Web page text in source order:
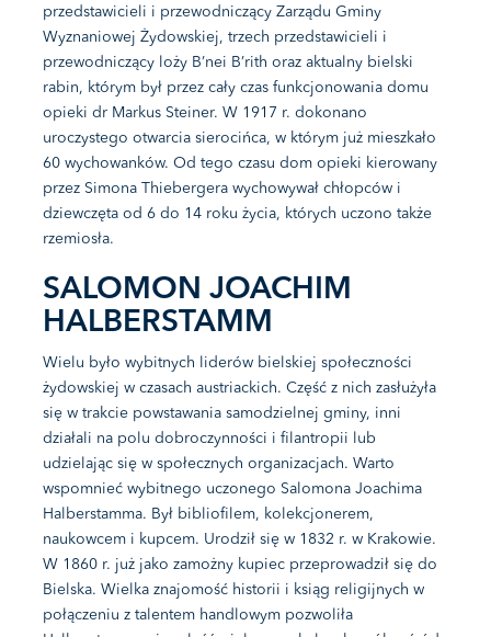
przedstawicieli i przewodniczący Zarządu Gminy
Wyznaniowej Żydowskiej, trzech przedstawicieli i
przewodniczący loży B’nei B’rith oraz aktualny bielski
rabin, którym był przez cały czas funkcjonowania domu
opieki dr Markus Steiner. W 1917 r. dokonano
uroczystego otwarcia sierocińca, w którym już mieszkało
60 wychowanków. Od tego czasu dom opieki kierowany
przez Simona Thiebergera wychowywał chłopców i
dziewczęta od 6 do 14 roku życia, których uczono także
rzemiosła.
SALOMON JOACHIM
HALBERSTAMM
Wielu było wybitnych liderów bielskiej społeczności
żydowskiej w czasach austriackich. Część z nich zasłużyła
się w trakcie powstawania samodzielnej gminy, inni
działali na polu dobroczynności i filantropii lub
udzielając się w społecznych organizacjach. Warto
wspomnieć wybitnego uczonego Salomona Joachima
Halberstamma. Był bibliofilem, kolekcjonerem,
naukowcem i kupcem. Urodził się w 1832 r. w Krakowie.
W 1860 r. już jako zamożny kupiec przeprowadził się do
Bielska. Wielka znajomość historii i ksiąg religijnych w
połączeniu z talentem handlowym pozwoliła